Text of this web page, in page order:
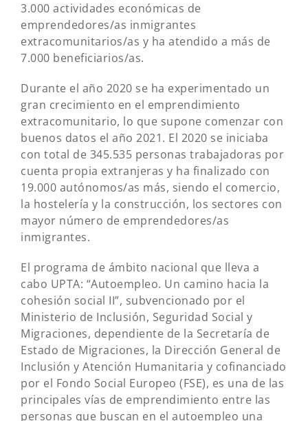
3.000 actividades económicas de
emprendedores/as inmigrantes
extracomunitarios/as y ha atendido a más de
7.000 beneficiarios/as.
Durante el año 2020 se ha experimentado un
gran crecimiento en el emprendimiento
extracomunitario, lo que supone comenzar con
buenos datos el año 2021. El 2020 se iniciaba
con total de 345.535 personas trabajadoras por
cuenta propia extranjeras y ha finalizado con
19.000 autónomos/as más, siendo el comercio,
la hostelería y la construcción, los sectores con
mayor número de emprendedores/as
inmigrantes.
El programa de ámbito nacional que lleva a
cabo UPTA: “Autoempleo. Un camino hacia la
cohesión social II”, subvencionado por el
Ministerio de Inclusión, Seguridad Social y
Migraciones, dependiente de la Secretaría de
Estado de Migraciones, la Dirección General de
Inclusión y Atención Humanitaria y cofinanciado
por el Fondo Social Europeo (FSE), es una de las
principales vías de emprendimiento entre las
personas que buscan en el autoempleo una